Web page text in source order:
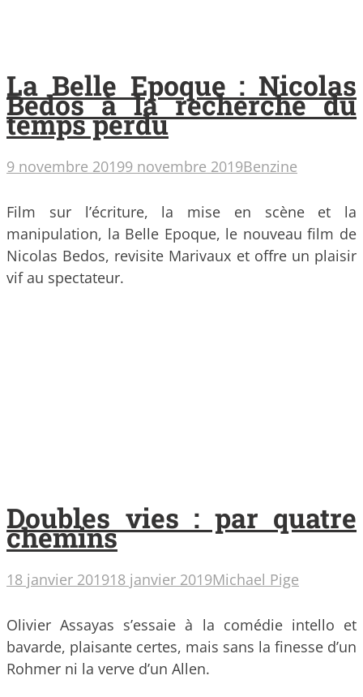
La Belle Epoque : Nicolas
Bedos à la recherche du
temps perdu
9 novembre 20199 novembre 2019Benzine
Film sur l’écriture, la mise en scène et la
manipulation, la Belle Epoque, le nouveau film de
Nicolas Bedos, revisite Marivaux et offre un plaisir
vif au spectateur.
Doubles vies : par quatre
chemins
18 janvier 201918 janvier 2019Michael Pige
Olivier Assayas s’essaie à la comédie intello et
bavarde, plaisante certes, mais sans la finesse d’un
Rohmer ni la verve d’un Allen.